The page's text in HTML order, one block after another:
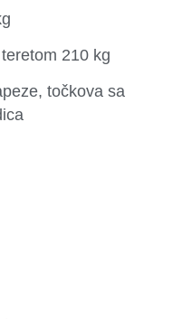
210 kg
točkova sa